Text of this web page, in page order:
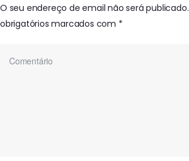
O seu endereço de email não será publicado.
obrigatórios marcados com *